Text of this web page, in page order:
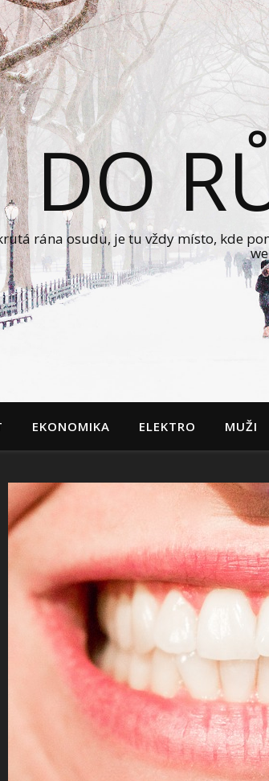
DO
rána osudu, je tu vždy místo, kde
EKONOMIKA ELEKTRO MUŽI